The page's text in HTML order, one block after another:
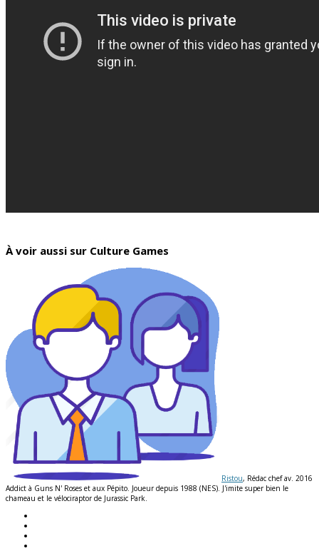
À voir aussi sur Culture Games
Ristou, Rédac chef av. 2016
Addict à Guns N' Roses et aux Pépito. Joueur depuis 1988 (NES). J'imite super bien le
chameau et le vélociraptor de Jurassic Park.